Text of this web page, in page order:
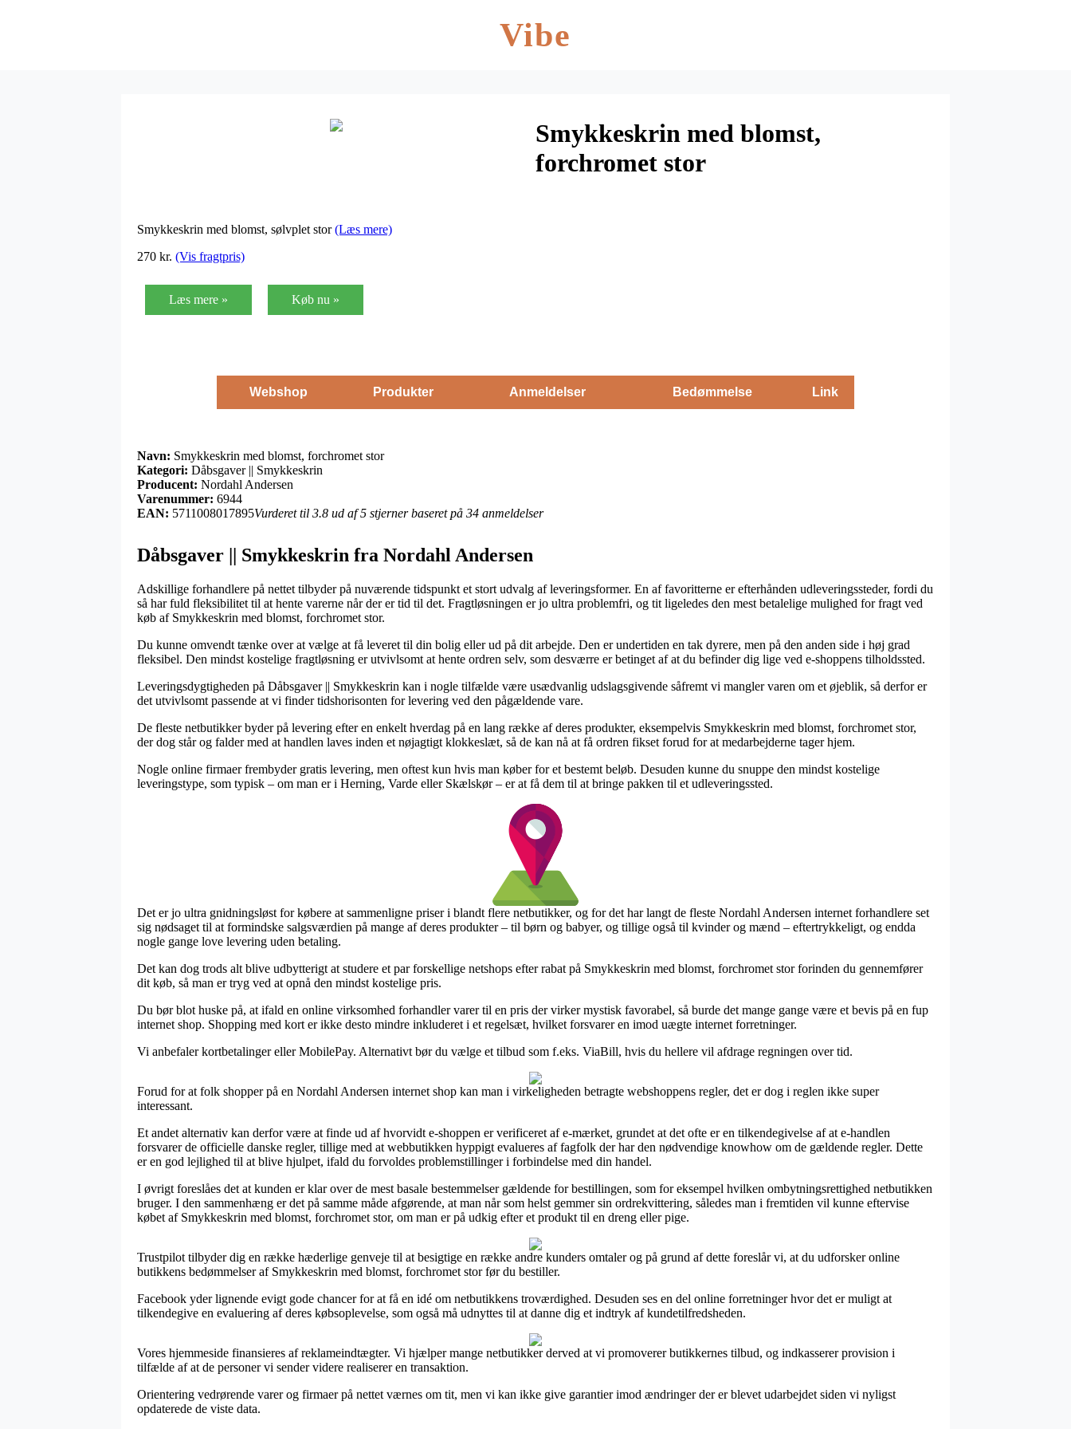
Vibe
Smykkeskrin med blomst,
forchromet stor
Smykkeskrin med blomst, sølvplet stor(Læs mere)
270 kr. (Vis fragtpris)
Læs mere » Køb nu »
Webshop Produkter Anmeldelser Bedømmelse Link
Navn: Smykkeskrin med blomst, forchromet stor
Kategori: Dåbsgaver || Smykkeskrin
Producent: Nordahl Andersen
Varenummer: 6944
EAN: 5711008017895Vurderet til 3.8 ud af 5 stjerner baseret på 34 anmeldelser
Dåbsgaver || Smykkeskrin fra Nordahl Andersen
Adskillige forhandlere på nettet tilbyder på nuværende tidspunkt et stort udvalg af leveringsformer. En af favoritterne er efterhånden udleveringssteder, fordi du
så har fuld fleksibilitet til at hente varerne når der er tid til det. Fragtløsningen er jo ultra problemfri, og tit ligeledes den mest betalelige mulighed for fragt ved
køb af Smykkeskrin med blomst, forchromet stor.
Du kunne omvendt tænke over at vælge at få leveret til din bolig eller ud på dit arbejde. Den er undertiden en tak dyrere, men på den anden side i høj grad
fleksibel. Den mindst kostelige fragtløsning er utvivlsomt at hente ordren selv, som desværre er betinget af at du befinder dig lige ved e-shoppens tilholdssted.
Leveringsdygtigheden på Dåbsgaver || Smykkeskrin kan i nogle tilfælde være usædvanlig udslagsgivende såfremt vi mangler varen om et øjeblik, så derfor er
det utvivlsomt passende at vi finder tidshorisonten for levering ved den pågældende vare.
De fleste netbutikker byder på levering efter en enkelt hverdag på en lang række af deres produkter, eksempelvis Smykkeskrin med blomst, forchromet stor,
der dog står og falder med at handlen laves inden et nøjagtigt klokkeslæt, så de kan nå at få ordren fikset forud for at medarbejderne tager hjem.
Nogle online firmaer frembyder gratis levering, men oftest kun hvis man køber for et bestemt beløb. Desuden kunne du snuppe den mindst kostelige
leveringstype, som typisk – om man er i Herning, Varde eller Skælskør – er at få dem til at bringe pakken til et udleveringssted.
Det er jo ultra gnidningsløst for købere at sammenligne priser i blandt flere netbutikker, og for det har langt de fleste Nordahl Andersen internet forhandlere set
sig nødsaget til at formindske salgsværdien på mange af deres produkter – til børn og babyer, og tillige også til kvinder og mænd – eftertrykkeligt, og endda
nogle gange love levering uden betaling.
Det kan dog trods alt blive udbytterigt at studere et par forskellige netshops efter rabat på Smykkeskrin med blomst, forchromet stor forinden du gennemfører
dit køb, så man er tryg ved at opnå den mindst kostelige pris.
Du bør blot huske på, at ifald en online virksomhed forhandler varer til en pris der virker mystisk favorabel, så burde det mange gange være et bevis på en fup
internet shop. Shopping med kort er ikke desto mindre inkluderet i et regelsæt, hvilket forsvarer en imod uægte internet forretninger.
Vi anbefaler kortbetalinger eller MobilePay. Alternativt bør du vælge et tilbud som f.eks. ViaBill, hvis du hellere vil afdrage regningen over tid.
Forud for at folk shopper på en Nordahl Andersen internet shop kan man i virkeligheden betragte webshoppens regler, det er dog i reglen ikke super
interessant.
Et andet alternativ kan derfor være at finde ud af hvorvidt e-shoppen er verificeret af e-mærket, grundet at det ofte er en tilkendegivelse af at e-handlen
forsvarer de officielle danske regler, tillige med at webbutikken hyppigt evalueres af fagfolk der har den nødvendige knowhow om de gældende regler. Dette
er en god lejlighed til at blive hjulpet, ifald du forvoldes problemstillinger i forbindelse med din handel.
I øvrigt foreslåes det at kunden er klar over de mest basale bestemmelser gældende for bestillingen, som for eksempel hvilken ombytningsrettighed netbutikken
bruger. I den sammenhæng er det på samme måde afgørende, at man når som helst gemmer sin ordrekvittering, således man i fremtiden vil kunne eftervise
købet af Smykkeskrin med blomst, forchromet stor, om man er på udkig efter et produkt til en dreng eller pige.
Trustpilot tilbyder dig en række hæderlige genveje til at besigtige en række andre kunders omtaler og på grund af dette foreslår vi, at du udforsker online
butikkens bedømmelser af Smykkeskrin med blomst, forchromet stor før du bestiller.
Facebook yder lignende evigt gode chancer for at få en idé om netbutikkens troværdighed. Desuden ses en del online forretninger hvor det er muligt at
tilkendegive en evaluering af deres købsoplevelse, som også må udnyttes til at danne dig et indtryk af kundetilfredsheden.
Vores hjemmeside finansieres af reklameindtægter. Vi hjælper mange netbutikker derved at vi promoverer butikkernes tilbud, og indkasserer provision i
tilfælde af at de personer vi sender videre realiserer en transaktion.
Orientering vedrørende varer og firmaer på nettet værnes om tit, men vi kan ikke give garantier imod ændringer der er blevet udarbejdet siden vi nyligst
opdaterede de viste data.